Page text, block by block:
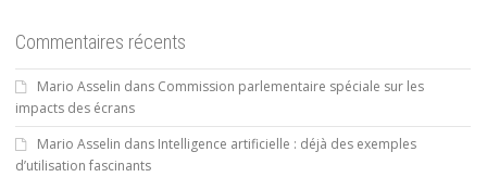
Commentaires récents
Mario Asselin dans Commission parlementaire spéciale sur les
impacts des écrans
Mario Asselin dans Intelligence artificielle : déjà des exemples
d’utilisation fascinants